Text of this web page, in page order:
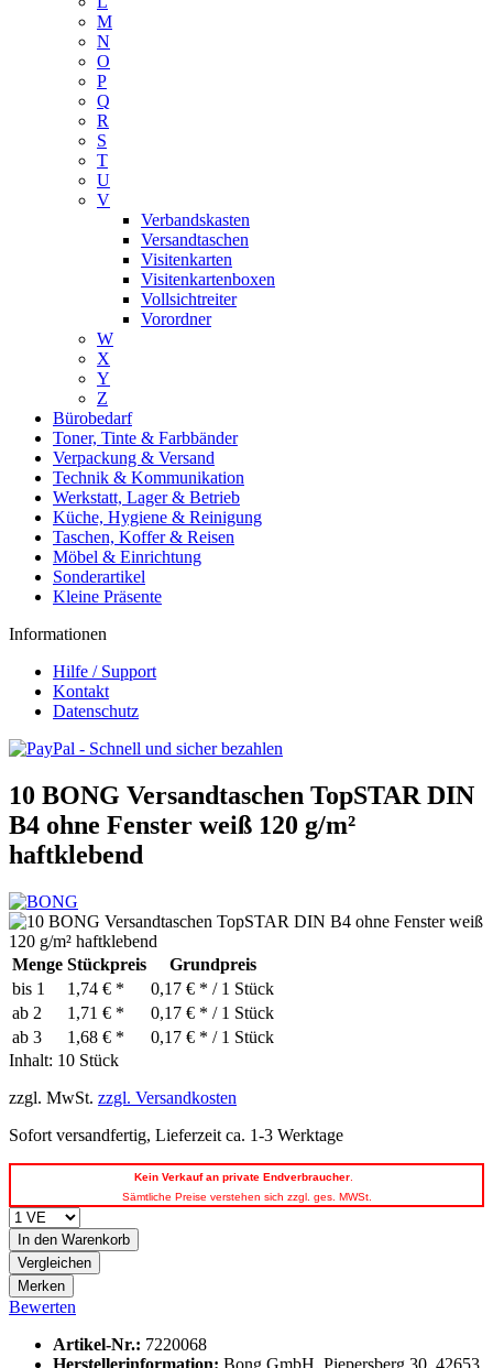
M
N
O
P
Q
R
S
T
U
V
Verbandskasten
Versandtaschen
Visitenkarten
Visitenkartenboxen
Vollsichtreiter
Vorordner
W
X
Y
Z
Bürobedarf
Toner, Tinte & Farbbänder
Verpackung & Versand
Technik & Kommunikation
Werkstatt, Lager & Betrieb
Küche, Hygiene & Reinigung
Taschen, Koffer & Reisen
Möbel & Einrichtung
Sonderartikel
Kleine Präsente
Informationen
Hilfe / Support
Kontakt
Datenschutz
10 BONG Versandtaschen TopSTAR DIN
B4 ohne Fenster weiß 120 g/m²
haftklebend
Menge Stückpreis
Grundpreis
bis 1 1,74 € *
0,17 € * / 1 Stück
ab 2 1,71 € *
0,17 € * / 1 Stück
ab 3 1,68 € *
0,17 € * / 1 Stück
Inhalt: 10 Stück
zzgl. MwSt. zzgl. Versandkosten
Sofort versandfertig, Lieferzeit ca. 1-3 Werktage
Kein Verkauf an private Endverbraucher.
Sämtliche Preise verstehen sich zzgl. ges. MWSt.
In den Warenkorb
Vergleichen
Merken
Bewerten
Artikel-Nr.: 7220068
Herstellerinformation: Bong GmbH, Piepersberg 30, 42653